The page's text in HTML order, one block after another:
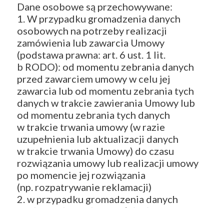
Dane osobowe są przechowywane:
1. W przypadku gromadzenia danych
osobowych na potrzeby realizacji
zamówienia lub zawarcia Umowy
(podstawa prawna: art. 6 ust. 1 lit.
b RODO): od momentu zebrania danych
przed zawarciem umowy w celu jej
zawarcia lub od momentu zebrania tych
danych w trakcie zawierania Umowy lub
od momentu zebrania tych danych
w trakcie trwania umowy (w razie
uzupełnienia lub aktualizacji danych
w trakcie trwania Umowy) do czasu
rozwiązania umowy lub realizacji umowy
po momencie jej rozwiązania
(np. rozpatrywanie reklamacji)
2. w przypadku gromadzenia danych